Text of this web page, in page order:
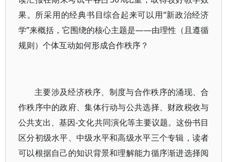
果。所采用的经典书目综合起来可以用“新政治经济
学”来概括，它围绕的核心主题是——由理性（且遵循
规则）个体互动如何形成合作秩序？
主要涉及经济秩序、制度与合作秩序的涌现、合
作秩序中的政府、集体行动与公共选择、财政税收与
公共支出、基因-文化共同演化等主要议题。这份书目
区分初级水平、中级水平和高级水平三个专辑，读者
可以根据自己的知识背景和理解能力循序渐进选择阅